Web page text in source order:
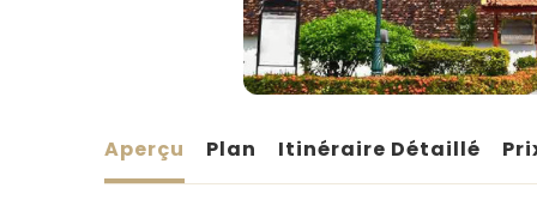
Aperçu Plan Itinéraire Détaillé